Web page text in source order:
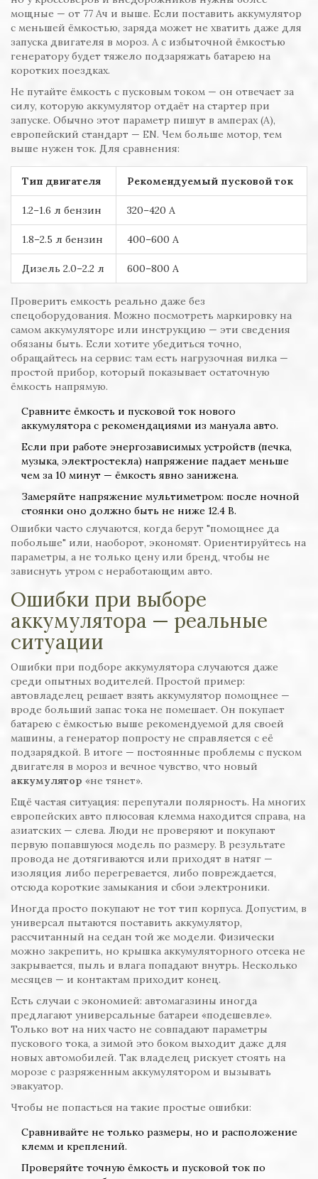
мощные — от 77 Ач и выше. Если поставить аккумулятор
с меньшей ёмкостью, заряда может не хватить даже для
запуска двигателя в мороз. А с избыточной ёмкостью
генератору будет тяжело подзаряжать батарею на
коротких поездках.
Не путайте ёмкость с пусковым током — он отвечает за
силу, которую аккумулятор отдаёт на стартер при
запуске. Обычно этот параметр пишут в амперах (A),
европейский стандарт — EN. Чем больше мотор, тем
выше нужен ток. Для сравнения:
Тип двигателя Рекомендуемый пусковой ток
1.2–1.6 л бензин 320–420 А
1.8–2.5 л бензин 400–600 А
Дизель 2.0–2.2 л 600–800 А
Проверить емкость реально даже без
спецоборудования. Можно посмотреть маркировку на
самом аккумуляторе или инструкцию — эти сведения
обязаны быть. Если хотите убедиться точно,
обращайтесь на сервис: там есть нагрузочная вилка —
простой прибор, который показывает остаточную
ёмкость напрямую.
Сравните ёмкость и пусковой ток нового
аккумулятора с рекомендациями из мануала авто.
Если при работе энергозависимых устройств (печка,
музыка, электростекла) напряжение падает меньше
чем за 10 минут — ёмкость явно занижена.
Замеряйте напряжение мультиметром: после ночной
стоянки оно должно быть не ниже 12.4 В.
Ошибки часто случаются, когда берут "помощнее да
побольше" или, наоборот, экономят. Ориентируйтесь на
параметры, а не только цену или бренд, чтобы не
зависнуть утром с неработающим авто.
Ошибки при выборе
аккумулятора — реальные
ситуации
Ошибки при подборе аккумулятора случаются даже
среди опытных водителей. Простой пример:
автовладелец решает взять аккумулятор помощнее —
вроде больший запас тока не помешает. Он покупает
батарею с ёмкостью выше рекомендуемой для своей
машины, а генератор попросту не справляется с её
подзарядкой. В итоге — постоянные проблемы с пуском
двигателя в мороз и вечное чувство, что новый
аккумулятор «не тянет».
Ещё частая ситуация: перепутали полярность. На многих
европейских авто плюсовая клемма находится справа, на
азиатских — слева. Люди не проверяют и покупают
первую попавшуюся модель по размеру. В результате
провода не дотягиваются или приходят в натяг —
изоляция либо перегревается, либо повреждается,
отсюда короткие замыкания и сбои электроники.
Иногда просто покупают не тот тип корпуса. Допустим, в
универсал пытаются поставить аккумулятор,
рассчитанный на седан той же модели. Физически
можно закрепить, но крышка аккумуляторного отсека не
закрывается, пыль и влага попадают внутрь. Несколько
месяцев — и контактам приходит конец.
Есть случаи с экономией: автомагазины иногда
предлагают универсальные батареи «подешевле».
Только вот на них часто не совпадают параметры
пускового тока, а зимой это боком выходит даже для
новых автомобилей. Так владелец рискует стоять на
морозе с разряженным аккумулятором и вызывать
эвакуатор.
Чтобы не попасться на такие простые ошибки:
Сравнивайте не только размеры, но и расположение
клемм и креплений.
Проверяйте точную ёмкость и пусковой ток по